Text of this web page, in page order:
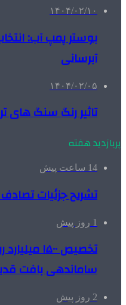
۱۴۰۴/۰۲/۱۰
بوستر پمپ آب:
آبرسانی
۱۴۰۴/۰۲/۰۵
تاثیر رنگ سنگ های
پربازدید هفته
14 ساعت پیش
تشریح جزئیات تصادف ۱۲ خودرو با ۱۹
1 روز پیش
تخصیص ۱۵۰۰
ساماندهی بافت
2 روز پیش